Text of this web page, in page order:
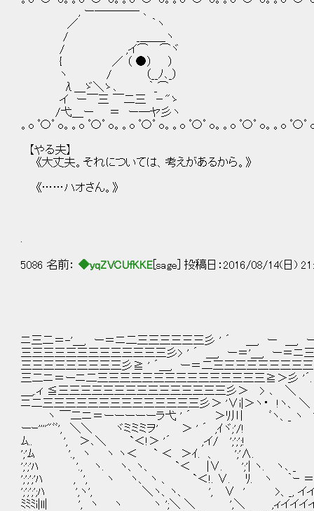
, ー──── ､
／ ｀ヽ
/ _＿＿_ヽ
/ ,イ⌒ ⌒ヾ
{ ／ （ ●） ）
ヽ / （__ﾉ､_）
λ＿ゞ＼ゝ､ ｀_⌒
イ ー￣三 ￣二三 －"ゝ
/弋＿ー ＝ ー─ヤ彡ヽ
。o ﾟ〇ﾟ o。。o ﾟ〇ﾟ o。。o ﾟ〇ﾟ o。。o ﾟ〇ﾟ o。。o ﾟ〇ﾟ o。。o ﾟ〇ﾟ
【やる夫】
《大丈夫。それについては、考えがあるから。》
《……ハオさん。》
5086 名前： ◆yqZVCUfKKE [sage] 投稿日：2016/08/14(日)
ニ三二＝-'＿, ー＝ニ二三三三三三三彡 ' ´ ＿, ー ＿,
三三三三三三三三三三三三三彡> ' ´ ＿, ー＝'＿, ー＝
三三三三三三三三三彡≧ ' ´＿, ー＝二三三三三三三三
三二ニ＝ーニ二三三三三三三三三三三三三三
＿,.ィ ≦三三三三三三三三三三三三三三三
ニ二三三三三三三三三三三三三三三彡＞ '∨i|＞ヽ
ヽ ￣二ニ＝ーーーーーラ弋 ' ´ ＞ﾘ川 ﾞヽ
ーｰ''''"ﾞﾞ', ＼＼ ヾミミミヲ' ＞ ' ´ ,ｲ
ﾑ.. ', ＞､＼ `＜!＞ '´ ,イ/ ';';';! ,
';'ﾑ '., ヽ ヽ ヽ＜ ` ＜ ＞ｲ. 、 ';'∧. ／.
';';'ﾊ '., ヽ. ヽ、ヽ、 `＜ |∨. ';'| ヽ. ヽ､ _ ' ,イ
';';';'ﾊ , ', ヽ ヽ、 ヽ 、 `＜!. ∨. ﾘ. ヽ ｀ｰ ＝-;'イ
';';';';ﾊ ',ヽ', ＼ヽ、ヽ、 ', ∨ ' >、_, イイイイ
ﾐﾐﾐi|ll| ', ヽ ヽ ヽ ';＼ ＼ ',＼ ,ィイイイイイイ